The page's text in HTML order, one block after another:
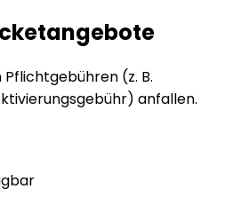
(z. B.
anfallen.